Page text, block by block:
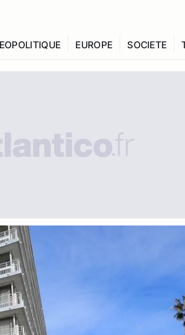
EUROPE SOCIETE